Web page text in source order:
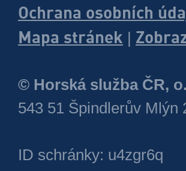
Ochrana osobních
Mapa stránek |
© Horská služba ČR,
543 51 Špindlerův Mlýn
ID schránky: u4zgr6q